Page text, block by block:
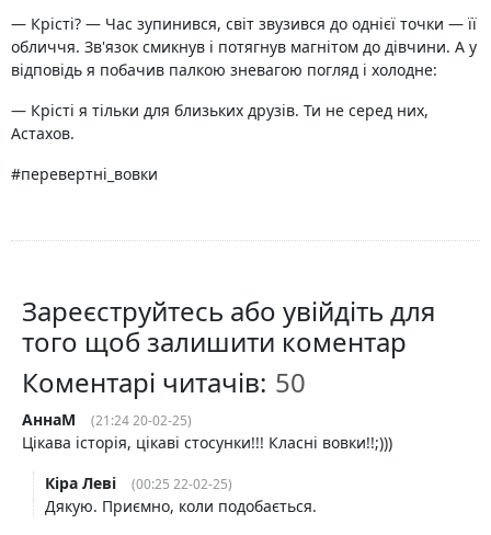
— Крісті? — Час зупинився, світ звузився до однієї точки — її
обличчя. Зв'язок смикнув і потягнув магнітом до дівчини. А у
відповідь я побачив палкою зневагою погляд і холодне:
— Крісті я тільки для близьких друзів. Ти не серед них,
Астахов.
#перевертні_вовки
Зареєструйтесь або увійдіть для
того щоб залишити коментар
Коментарі читачів:
АннаМ (21:24 20-02-25)
Цікава історія, цікаві стосунки!!! Класні вовки!!;)))
Кіра Леві
(00:25 22-02-25)
Дякую. Приємно, коли подобається.